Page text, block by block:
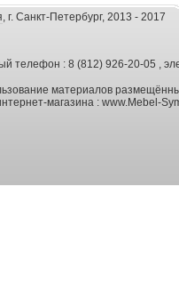
, г. Санкт-Петербург, 2013 - 2017
телефон : 8 (812) 926-20-05 ,
материалов
магазина : www.Mebel-